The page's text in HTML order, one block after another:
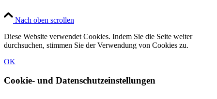
Nach oben scrollen
Diese Website verwendet Cookies. Indem Sie die Seite weiter
durchsuchen, stimmen Sie der Verwendung von Cookies zu.
OK
Cookie- und Datenschutzeinstellungen